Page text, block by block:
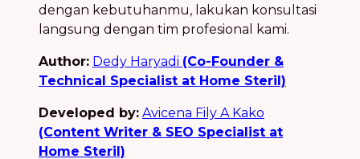
dengan kebutuhanmu, lakukan konsultasi
langsung dengan tim profesional kami.
Author: Dedy Haryadi (Co-Founder &
Technical Specialist at Home Steril)
Developed by: Avicena Fily A Kako
(Content Writer & SEO Specialist at
Home Steril)